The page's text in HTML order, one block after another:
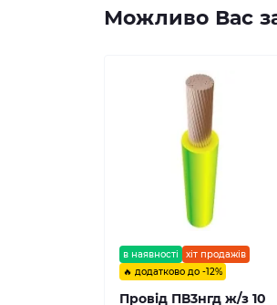
Можливо Вас
в наявності
хіт продажів
🔥 додатково до -12%
Провід ПВ3нгд ж/з 10